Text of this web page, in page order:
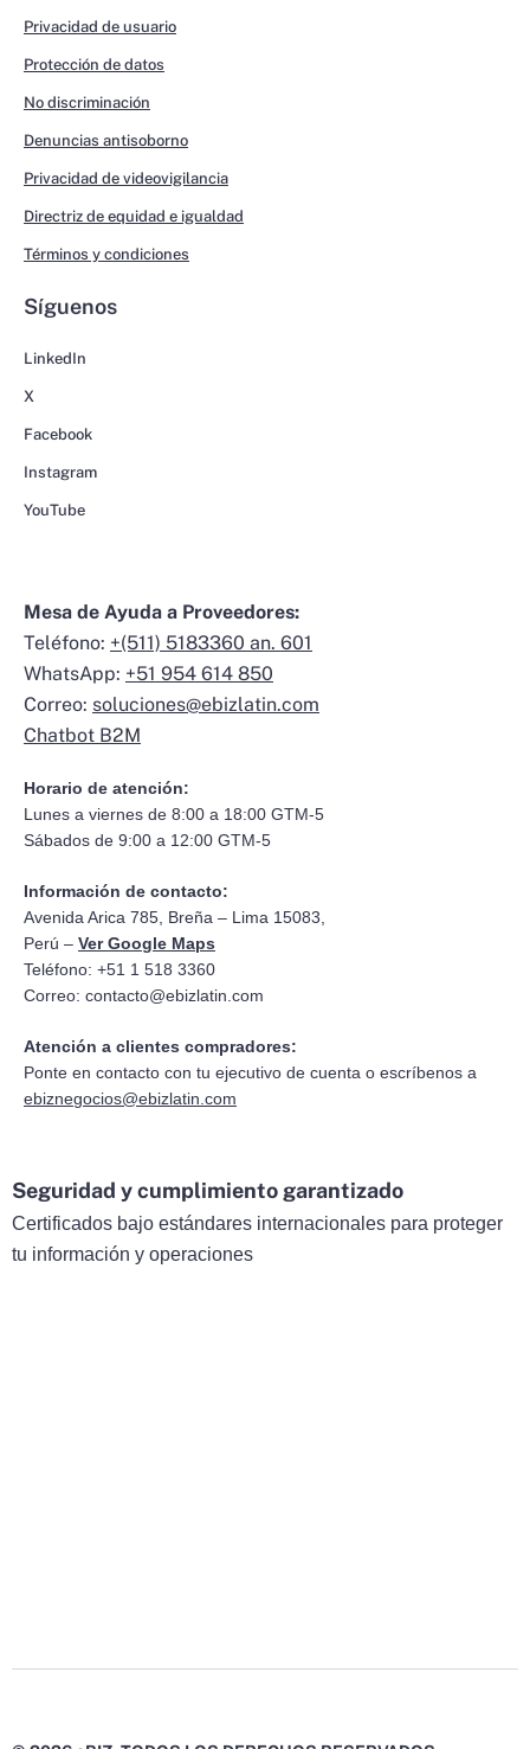
Privacidad de usuario
Protección de datos
No discriminación
Denuncias antisoborno
Privacidad de videovigilancia
Directriz de equidad e igualdad
Términos y condiciones
Síguenos
LinkedIn
X
Facebook
Instagram
YouTube
Mesa de Ayuda a Proveedores:
Teléfono: +(511) 5183360 an. 601
WhatsApp: +51 954 614 850
Correo: soluciones@ebizlatin.com
Chatbot B2M
Horario de atención:
Lunes a viernes de 8:00 a 18:00 GTM-5
Sábados de 9:00 a 12:00 GTM-5
Información de contacto:
Avenida Arica 785, Breña – Lima 15083,
Perú – Ver Google Maps
Teléfono: +51 1 518 3360
Correo: contacto@ebizlatin.com
Atención a clientes compradores:
Ponte en contacto con tu ejecutivo de cuenta o escríbenos a
ebiznegocios@ebizlatin.com
Seguridad y cumplimiento garantizado
Certificados bajo estándares internacionales para proteger
tu información y operaciones